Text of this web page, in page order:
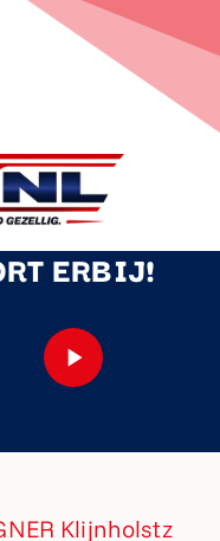
ERBIJ!
play_arrow
Klijnholstz